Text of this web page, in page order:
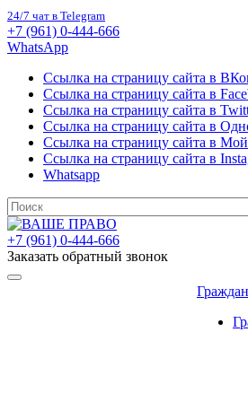
24/7 чат в Telegram
+7 (961) 0-444-666
WhatsApp
Ссылка на страницу сайта в
Ссылка на страницу сайта в
Ссылка на страницу сайта в
Ссылка на страницу сайта в
Ссылка на страницу сайта в
Ссылка на страницу сайта в
Whatsapp
+7 (961) 0-444-666
Заказать обратный звонок